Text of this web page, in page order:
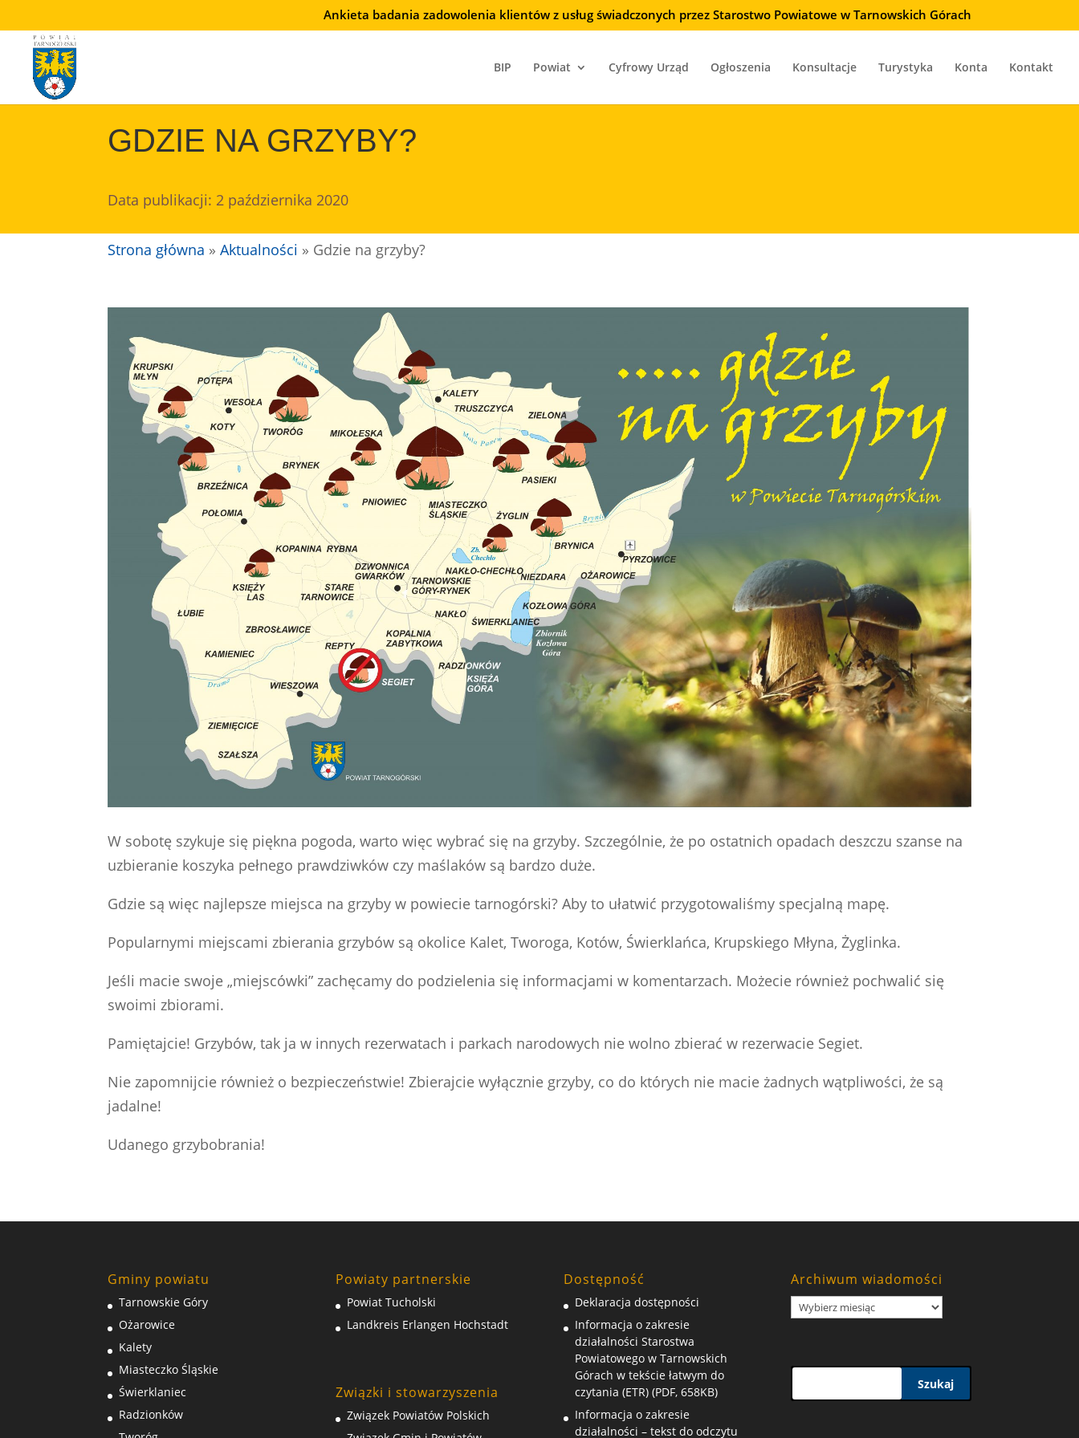
treści
Ankieta badania zadowolenia klientów z usług świadczonych przez Starostwo Powiatowe w Tarnowskich Górach
BIP Powiat Cyfrowy Urząd Ogłoszenia Konsultacje Turystyka Konta Kontakt
GDZIE NA GRZYBY?
Data publikacji: 2 października 2020
Strona główna »Aktualności » Gdzie na grzyby?
W sobotę szykuje się piękna pogoda, warto więc wybrać się na grzyby. Szczególnie, że po ostatnich opadach deszczu szanse na
uzbieranie koszyka pełnego prawdziwków czy maślaków są bardzo duże.
Gdzie są więc najlepsze miejsca na grzyby w powiecie tarnogórski? Aby to ułatwić przygotowaliśmy specjalną mapę.
Popularnymi miejscami zbierania grzybów są okolice Kalet, Tworoga, Kotów, Świerklańca, Krupskiego Młyna, Żyglinka.
Jeśli macie swoje „miejscówki” zachęcamy do podzielenia się informacjami w komentarzach. Możecie również pochwalić się
swoimi zbiorami.
Pamiętajcie! Grzybów, tak ja w innych rezerwatach i parkach narodowych nie wolno zbierać w rezerwacie Segiet.
Nie zapomnijcie również o bezpieczeństwie! Zbierajcie wyłącznie grzyby, co do których nie macie żadnych wątpliwości, że są
jadalne!
Udanego grzybobrania!
Gminy powiatu
Tarnowskie Góry
Ożarowice
Kalety
Miasteczko Śląskie
Świerklaniec
Radzionków
Powiaty partnerskie
Powiat Tucholski
Landkreis Erlangen Hochstadt
Związki i stowarzyszenia
Związek Powiatów Polskich
Dostępność
Deklaracja dostępności
Informacja o zakresie
działalności Starostwa
Powiatowego w Tarnowskich
Górach w tekście łatwym do
czytania (ETR) (PDF, 658KB)
Informacja o zakresie
działalności – tekst do odczytu
Archiwum wiadomości
Archiwum
Szukaj